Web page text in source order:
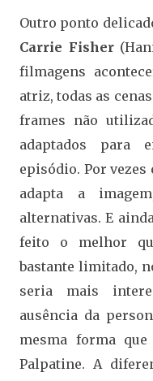
Outro ponto
Carrie Fisher
filmagens
atriz, todas as
frames não
adaptados para
episódio. Por
adapta a
alternativas. E
feito o melhor
bastante limitado,
seria mais
ausência da
mesma forma
Palpatine. A